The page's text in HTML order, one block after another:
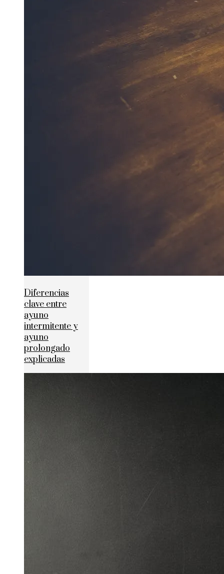
Diferencias
clave entre
ayuno
intermitente y
ayuno
prolongado
explicadas